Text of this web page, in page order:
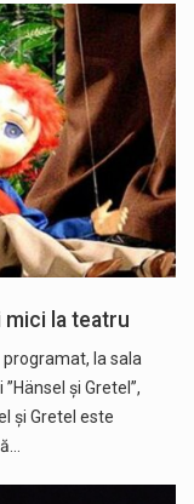
mici la teatru
la sala
și Gretel”,
și Gretel este